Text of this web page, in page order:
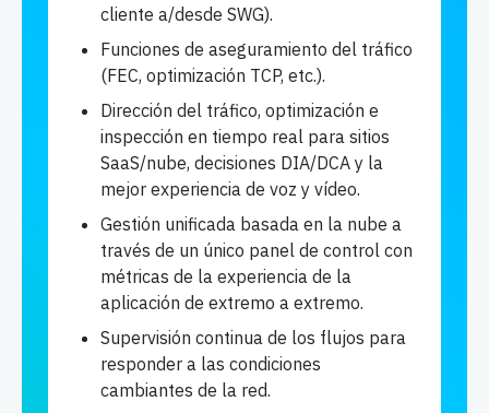
cliente a/desde SWG).
Funciones de aseguramiento del tráfico
(FEC, optimización TCP, etc.).
Dirección del tráfico, optimización e
inspección en tiempo real para sitios
SaaS/nube, decisiones DIA/DCA y la
mejor experiencia de voz y vídeo.
Gestión unificada basada en la nube a
través de un único panel de control con
métricas de la experiencia de la
aplicación de extremo a extremo.
Supervisión continua de los flujos para
responder a las condiciones
cambiantes de la red.